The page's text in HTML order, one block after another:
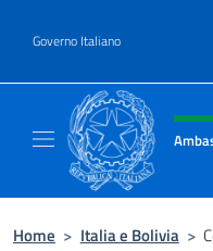
Governo Italiano
Intestazione
Home > Italia e Bolivia >